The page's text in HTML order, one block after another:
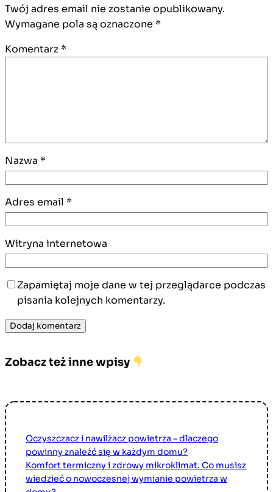
Twój adres email nie zostanie opublikowany.
Wymagane pola są oznaczone *
Komentarz *
Nazwa *
Adres email *
Witryna internetowa
Zapamiętaj moje dane w tej przeglądarce podczas
pisania kolejnych komentarzy.
Zobacz też inne wpisy
Oczyszczacz i nawilżacz powietrza – dlaczego
powinny znaleźć się w każdym domu?
Komfort termiczny i zdrowy mikroklimat. Co musisz
wiedzieć o nowoczesnej wymianie powietrza w